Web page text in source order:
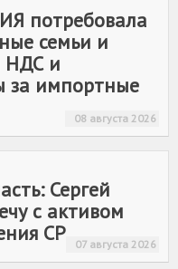
потребовала
семьи и
НДС и
за импортные
08 августа 2026
Сергей
с активом
СР
07 августа 2026